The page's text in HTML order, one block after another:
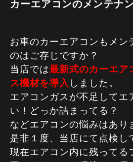
カーエアコンのメンテナ
お車のカーエアコンもメン
のはご存じですか？
当店では最新式のカーエ
ス機材を導入しました。
エアコンガスが不足してエ
い！どっか詰まってる？
などエアコンの悩みはあり
是非１度、当店にて点検し
現在エアコン内に残ってる